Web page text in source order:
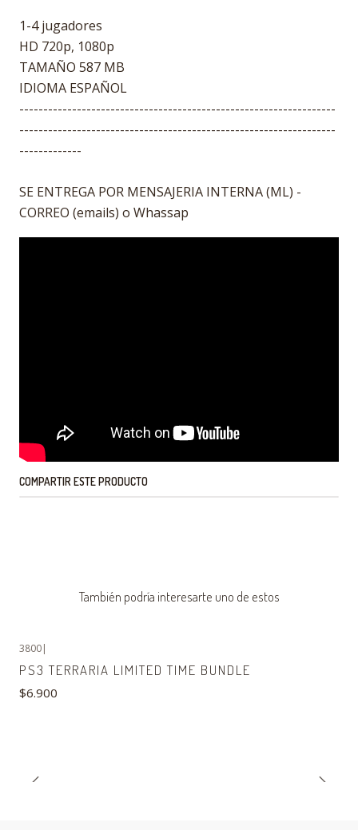
1-4 jugadores
HD 720p, 1080p
TAMAÑO 587 MB
IDIOMA ESPAÑOL
------------------------------------------------------------------
------------------------------------------------------------------
-------------
SE ENTREGA POR MENSAJERIA INTERNA (ML) -
CORREO (emails) o Whassap
COMPARTIR ESTE PRODUCTO
También podría interesarte uno de estos
3800|
PS3 TERRARIA LIMITED TIME BUNDLE
$6.900